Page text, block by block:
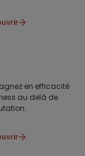
en efficacité
au delà de